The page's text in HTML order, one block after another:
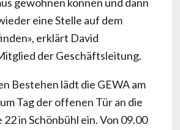
gewöhnen können und dann
eine Stelle auf dem
erklärt David
der Geschäftsleitung.
Bestehen lädt die GEWA am
Tag der offenen Tür an die
in Schönbühl ein. Von 09.00